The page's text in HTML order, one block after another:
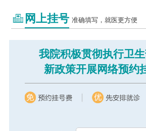
网上挂号 准确填写，就医更方便
我院积极贯彻执行卫
新政策开展网络预约